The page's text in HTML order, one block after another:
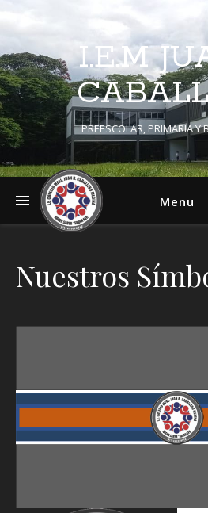
I.E.M
PREESCOLAR, PRIMARIA Y
Menu
Nuestros